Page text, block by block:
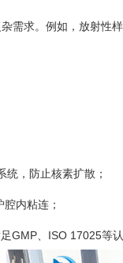
需求。例如，放射
统，防止核素扩散；
腔内粘连；
GMP、ISO 17025等